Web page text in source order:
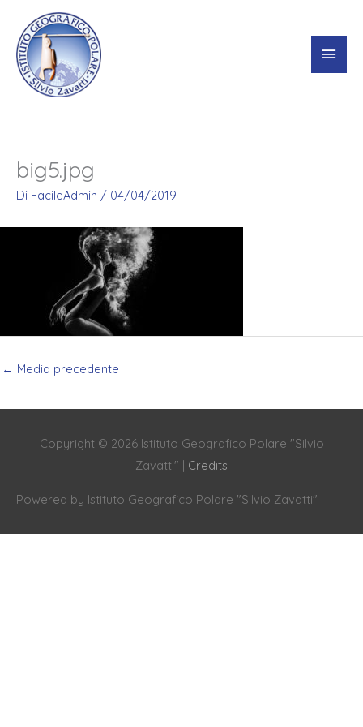
contenuto
big5.jpg
Di FacileAdmin / 04/04/2019
← Media precedente
Copyright © 2026 Istituto Geografico Polare "Silvio
Zavatti"
Credits
Powered by Istituto Geografico Polare "Silvio Zavatti"